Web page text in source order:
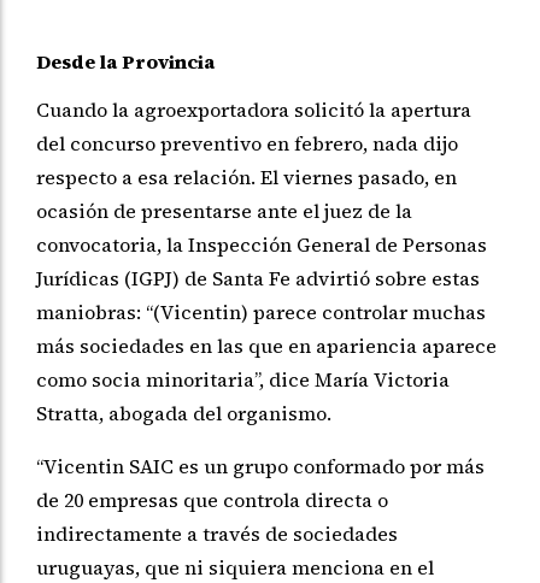
Desde la Provincia
Cuando la agroexportadora solicitó la apertura
del concurso preventivo en febrero, nada dijo
respecto a esa relación. El viernes pasado, en
ocasión de presentarse ante el juez de la
convocatoria, la Inspección General de Personas
Jurídicas (IGPJ) de Santa Fe advirtió sobre estas
maniobras: “(Vicentin) parece controlar muchas
más sociedades en las que en apariencia aparece
como socia minoritaria”, dice María Victoria
Stratta, abogada del organismo.
“Vicentin SAIC es un grupo conformado por más
de 20 empresas que controla directa o
indirectamente a través de sociedades
uruguayas, que ni siquiera menciona en el